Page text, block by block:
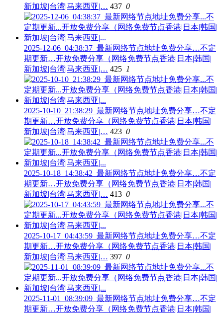
新加坡|台湾|马来西亚|… 437 0
2025-12-06_04:38:37_最新网络节点地址免费分享…不定
期更新…开放免费分享（网络免费节点香港|日本|韩国|
新加坡|台湾|马来西亚|… 425 1
2025-10-10_21:38:29_最新网络节点地址免费分享…不定
期更新…开放免费分享（网络免费节点香港|日本|韩国|
新加坡|台湾|马来西亚|… 423 0
2025-10-18_14:38:42_最新网络节点地址免费分享…不定
期更新…开放免费分享（网络免费节点香港|日本|韩国|
新加坡|台湾|马来西亚|… 413 0
2025-10-17_04:43:59_最新网络节点地址免费分享…不定
期更新…开放免费分享（网络免费节点香港|日本|韩国|
新加坡|台湾|马来西亚|… 397 0
2025-11-01_08:39:09_最新网络节点地址免费分享…不定
期更新…开放免费分享（网络免费节点香港|日本|韩国|